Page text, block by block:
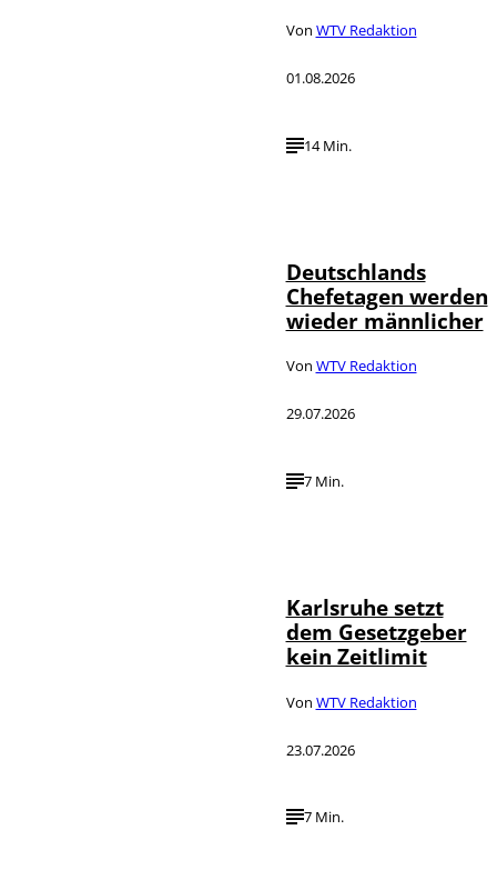
Von WTV Redaktion
01.08.2026
14 Min.
Deutschlands
Chefetagen werden
wieder männlicher
Von WTV Redaktion
29.07.2026
7 Min.
Karlsruhe setzt
dem Gesetzgeber
kein Zeitlimit
Von WTV Redaktion
23.07.2026
7 Min.